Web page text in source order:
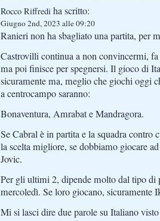
Rocco Riffredi ha scritto:
Giugno 2nd, 2023 alle 09:20
Ranieri non ha sbagliato una partita, per
Castrovilli continua a non convincermi,
ma poi finisce per spegnersi. Il gioco di
sicuramente ma, meglio che giochi oggi
a centrocampo saranno:
Bonaventura, Amrabat e Mandragora.
Se Cabral è in partita e la squadra contro
la scelta migliore, se dobbiamo giocare
Jovic.
Per gli ultimi 2, dipende molto dal tipo di
mercoledì. Se loro giocano, sicuramente
Mi si lasci dire due parole su Italiano